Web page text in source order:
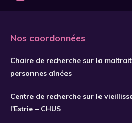
Nos coordonnées
Chaire de recherche sur la
personnes aînées
Centre de recherche sur le
l'Estrie – CHUS